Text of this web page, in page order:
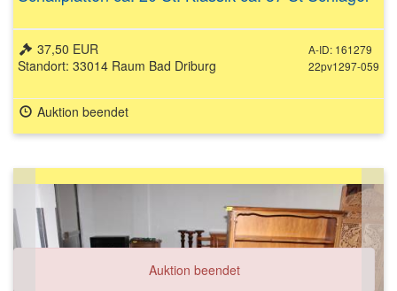
A-ID: 161279
22pv1297-059
37,50 EUR
Standort: 33014 Raum Bad Driburg
Auktion beendet
Auktion beendet